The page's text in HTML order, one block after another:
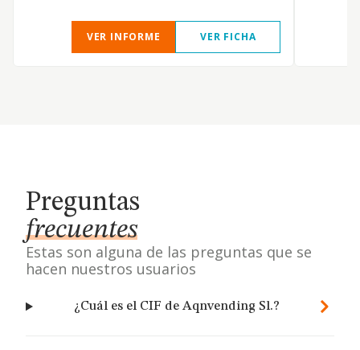
VER INFORME VER FICHA
Preguntas
frecuentes
Estas son alguna de las preguntas que se
hacen nuestros usuarios
¿Cuál es el CIF de Aqnvending Sl.?